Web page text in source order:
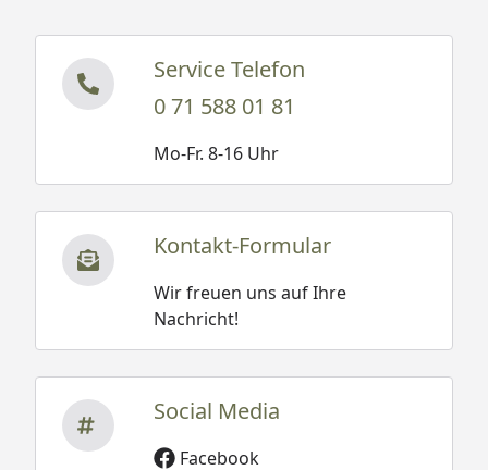
Service Telefon
0 71 588 01 81
Mo-Fr. 8-16 Uhr
Kontakt-Formular
Wir freuen uns auf Ihre
Nachricht!
Social Media
Facebook